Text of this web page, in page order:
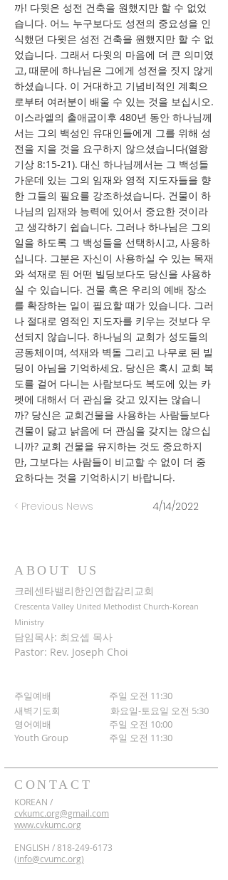
까! 다윗은 성전 건축을 원했지만 할 수 없었
습니다. 어느 누구보다도 성전의 중요성을 인
식했던 다윗은 성전 건축을 원했지만 할 수 없
었습니다. 그래서 다윗의 마음에 더 큰 의미였
고, 때문에 하나님은 그에게 성전을 짓지 않게
하셨습니다. 이 거대하고 기념비적인 계획으
로부터 여러분이 배울 수 있는 것을 보십시오.
이스라엘의 출애굽이후 480년 동안 하나님께
서는 그의 백성인 유대인들에게 그를 위해 성
전을 지을 것을 요구하지 않으셨습니다(열왕
기상 8:15-21). 대신 하나님께서는 그 백성들
가운데 있는 그의 임재와 영적 지도자들을 향
한 그들의 필요를 강조하셨습니다. 건물이 하
나님의 임재와 능력에 있어서 중요한 것이라
고 생각하기 쉽습니다. 그러나 하나님은 그의
일을 하도록 그 백성들을 선택하시고, 사용하
십니다. 그분은 자신이 사용하실 수 있는 목재
와 석재로 된 어떤 빌딩보다도 당신을 사용하
실 수 있습니다. 건물 혹은 우리의 예배 장소
를 확장하는 일이 필요할 때가 있습니다. 그러
나 절대로 영적인 지도자를 키우는 것보다 우
선되지 않습니다. 하나님의 교회가 성도들의
공동체이며, 석재와 벽돌 그리고 나무로 된 빌
딩이 아님을 기억하세요. 당신은 혹시 교회 복
도를 걸어 다니는 사람보다도 복도에 있는 카
펫에 대해서 더 관심을 갖고 있지는 않습니
까? 당신은 교회건물을 사용하는 사람들보다
견물이 닳고 낡음에 더 관심을 갖지는 않으십
니까? 교회 건물을 유지하는 것도 중요하지
만, 그보다는 사람들이 비교할 수 없이 더 중
요하다는 것을 기억하시기 바랍니다.
< Previous News 4/14/2022
ABOUT US
CONTACT
크레센타밸리한인연합감리교회
Crescenta Valley United Methodist Church-Korean
Ministry
담임목사: 최요셉 목사
Pastor: Rev. Joseph Choi
주일예배 주일 오전 11:30
새벽기도회
화요일-토요일 오전 5:30
영어예배 주일 오전 10:00
​Youth Group
주일 오전 11:30
KOREAN /
cvkumc.org@gmail.com
www.cvkumc.org
ENGLISH /818-249-6173
(info@cvumc.org)